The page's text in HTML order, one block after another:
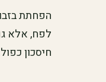
הפחתת
לפח, אלא
חיסכון